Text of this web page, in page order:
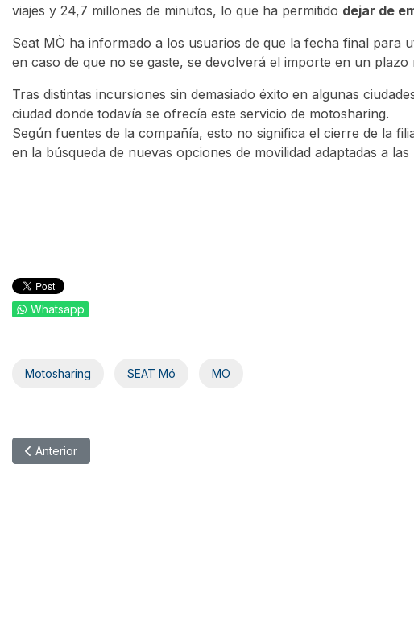
viajes y 24,7 millones de minutos, lo que ha permitido dejar de
Seat MÒ ha informado a los usuarios de que la fecha final para
en caso de que no se gaste, se devolverá el importe en un plazo
Tras distintas incursiones sin demasiado éxito en algunas
ciudad donde todavía se ofrecía este servicio de motosharing.
Según fuentes de la compañía, esto no significa el cierre de la
en la búsqueda de nuevas opciones de movilidad adaptadas a
Whatsapp
Motosharing SEAT Mó MO
Artículo anterior: Cooltra adquiere Cityscoot
Anterior